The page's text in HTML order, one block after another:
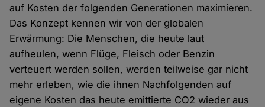
auf Kosten der folgenden Generationen maximieren.
Das Konzept kennen wir von der globalen
Erwärmung: Die Menschen, die heute laut
aufheulen, wenn Flüge, Fleisch oder Benzin
verteuert werden sollen, werden teilweise gar nicht
mehr erleben, wie die ihnen Nachfolgenden auf
eigene Kosten das heute emittierte CO2 wieder aus